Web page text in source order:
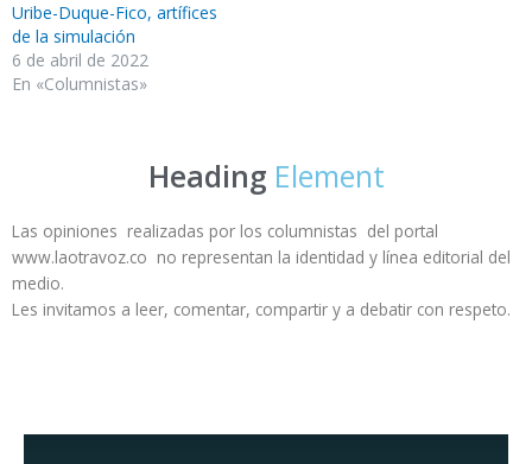
Uribe-Duque-Fico, artífices
de la simulación
6 de abril de 2022
En «Columnistas»
Heading Element
Las opiniones realizadas por los columnistas del portal
www.laotravoz.co no representan la identidad y línea editorial del
medio.
Les invitamos a leer, comentar, compartir y a debatir con respeto.